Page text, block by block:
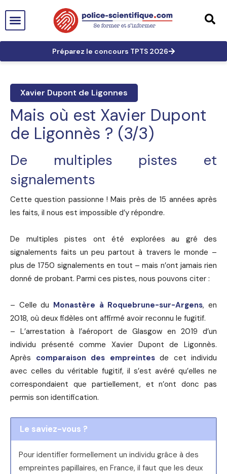
Préparez le concours TPTS 2026
Xavier Dupont de Ligonnes
Mais où est Xavier Dupont
de Ligonnès ? (3/3)
De multiples pistes et
signalements
Cette question passionne ! Mais près de 15 années après
les faits, il nous est impossible d’y répondre.
De multiples pistes ont été explorées au gré des
signalements faits un peu partout à travers le monde –
plus de 1750 signalements en tout – mais n’ont jamais rien
donné de probant. Parmi ces pistes, nous pouvons citer :
– Celle du Monastère à Roquebrune-sur-Argens, en
2018, où deux fidèles ont affirmé avoir reconnu le fugitif.
– L’arrestation à l’aéroport de Glasgow en 2019 d’un
individu présenté comme Xavier Dupont de Ligonnès.
Après comparaison des empreintesde cet individu
avec celles du véritable fugitif, il s’est avéré qu’elles ne
correspondaient que partiellement, et n’ont donc pas
permis son identification.
Le saviez-vous ?
Pour identifier formellement un individu grâce à des
empreintes papillaires, en France, il faut que les deux